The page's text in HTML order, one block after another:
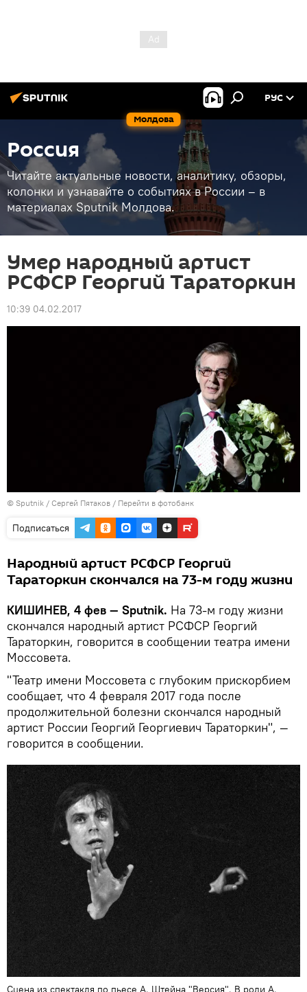
Молдова
РУС
Россия
Читайте актуальные новости, аналитику, обзоры,
колонки и узнавайте о событиях в России – в
материалах Sputnik Молдова.
Умер народный артист
РСФСР Георгий Тараторкин
10:39 04.02.2017
© Sputnik / Сергей Пятаков / Перейти в фотобанк
Подписаться
Народный артист РСФСР Георгий
Тараторкин скончался на 73-м году жизни
КИШИНЕВ, 4 фев — Sputnik. На 73-м году жизни
скончался народный артист РСФСР Георгий
Тараторкин, говорится в сообщении театра имени
Моссовета.
"Театр имени Моссовета с глубоким прискорбием
сообщает, что 4 февраля 2017 года после
продолжительной болезни скончался народный
артист России Георгий Георгиевич Тараторкин", —
говорится в сообщении.
Сцена из спектакля по пьесе А. Штейна "Версия". В роли А.